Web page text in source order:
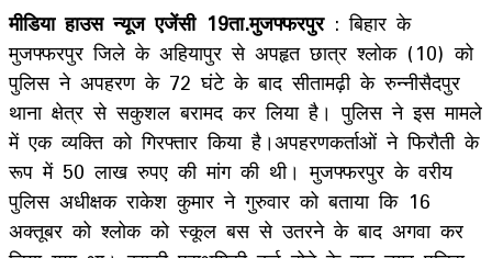
मीडिया हाउस न्यूज एजेंसी 19ता.मुजफ्फरपुर: बिहार के
मुजफ्फरपुर जिले के अहियापुर से अपहृत छात्र श्लोक (10) को
पुलिस ने अपहरण के 72 घंटे के बाद सीतामढ़ी के रुन्नीसैदपुर
थाना क्षेत्र से सकुशल बरामद कर लिया है। पुलिस ने इस मामले
में एक व्यक्ति को गिरफ्तार किया है।अपहरणकर्ताओं ने फिरौती के
रूप में 50 लाख रुपए की मांग की थी। मुजफ्फरपुर के वरीय
पुलिस अधीक्षक राकेश कुमार ने गुरुवार को बताया कि 16
अक्तूबर को श्लोक को स्कूल बस से उतरने के बाद अगवा कर